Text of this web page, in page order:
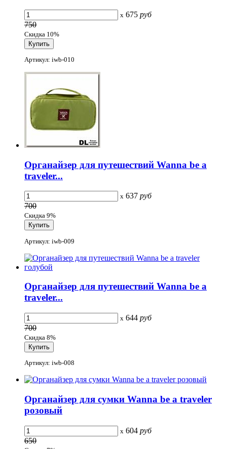
x 675 руб
750
Скидка 10%
Артикул: iwb-010
Органайзер для путешествий Wanna be a
traveler...
x 637 руб
700
Скидка 9%
Артикул: iwb-009
Органайзер для путешествий Wanna be a
traveler...
x 644 руб
700
Скидка 8%
Артикул: iwb-008
Органайзер для сумки Wanna be a traveler
розовый
x 604 руб
650